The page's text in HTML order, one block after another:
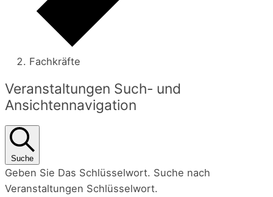
Fachkräfte
Veranstaltungen
Veranstaltungen Such- und
Ansichtennavigation
Suche
Geben Sie Das Schlüsselwort. Suche nach
Veranstaltungen Schlüsselwort.